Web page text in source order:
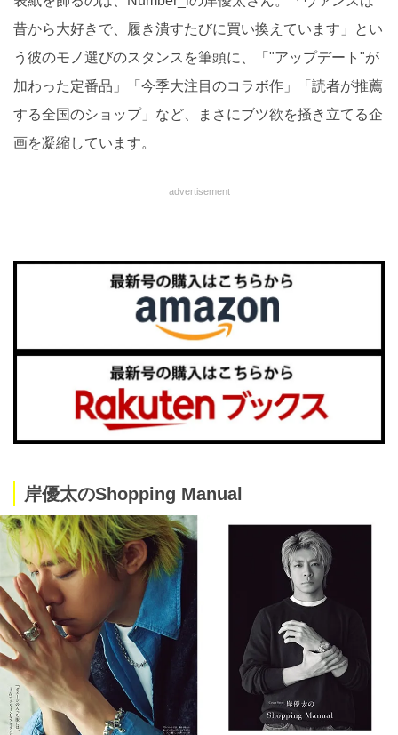
昔から大好きで、履き潰すたびに買い換えています」とい
う彼のモノ選びのスタンスを筆頭に、「"アップデート"が
加わった定番品」「今季大注目のコラボ作」「読者が推薦
する全国のショップ」など、まさにブツ欲を掻き立てる企
画を凝縮しています。
advertisement
岸優太のShopping Manual